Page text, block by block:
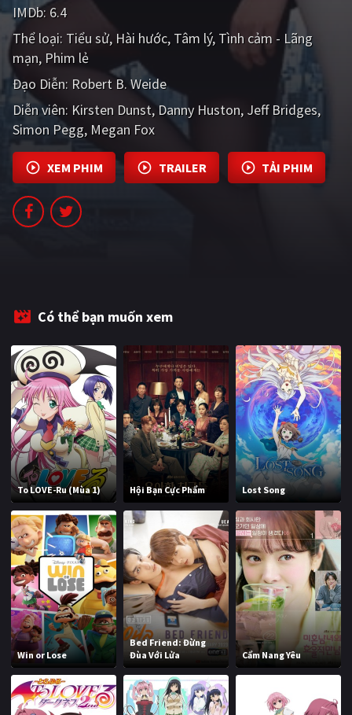
PHIM MỚI
PHIM BỘ
PHIM LẺ
PHIM CHIẾU RẠP
TUYỂN TẬP PHIM
BLOG
IMDb: 6.4
Thể loại: Tiểu sử Hài hước Tâm lý Tình cảm - Lãng
mạn Phim lẻ
Đạo Diễn: Robert B. Weide
Diễn viên: Kirsten Dunst Danny Huston Jeff Bridges
Simon Pegg Megan Fox
XEM PHIM TRAILER TẢI PHIM
Có thể bạn muốn xem
To LOVE-Ru (Mùa 1) Hội Bạn Cực Phẩm Lost Song
Win or Lose
Bed Friend: Đừng
Đùa Với Lửa
Cẩm Nang Yêu